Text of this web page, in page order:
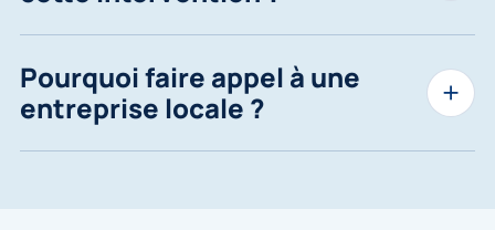
Pourquoi faire appel à une
entreprise locale ?